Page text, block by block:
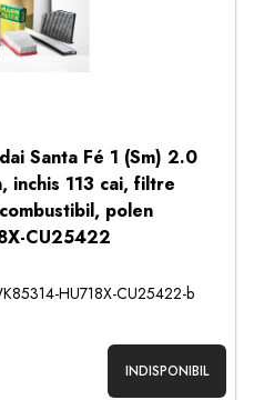
Santa Fé 1 (Sm) 2.0
inchis 113 cai, filtre
polen
CU25422
HU718X-CU25422-b
INDISPONIBIL